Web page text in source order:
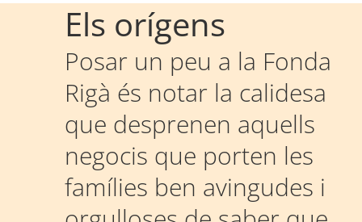
Els orígens
Posar un peu a la Fonda
Rigà és notar la calidesa
que desprenen aquells
negocis que porten les
famílies ben avingudes i